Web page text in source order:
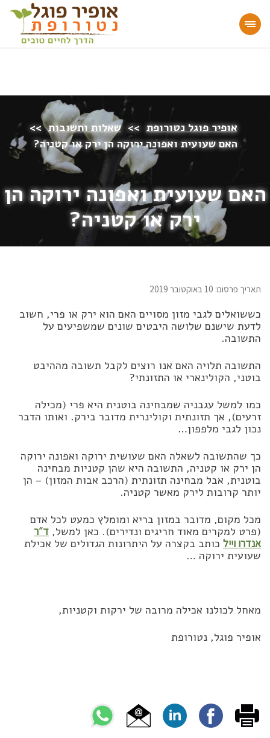
מעוניינים להעמיק או להתחיל דרך חיים בריאה?
הצטרפו לאתר!
אופיר פוגל נטורופת >> שאלות ותשובות >>
האם שעועית ואפונה ירוקה הן ירק או קטניה?
האם שעועית ואפונה ירוקה הן
ירק או קטניה?
תאריך פרסום: 10 באוקטובר 2019
כששואלים לגבי מזון מסויים האם הוא ירק או פרי, חשוב
לדעת שישנם שלושה היבטים שונים שמשפיעים על
התשובה.
התשובה תלויה האם אנו רוצים לקבל תשובה מההיבט
בוטני, הקולינארי או התזונתי?
כמו למשל עגבניה שמבחינה בוטנית היא פרי (מכילה
זרעים), אך תזונתית וקולינרית מדובר בירק. ואותו הדבר
נכון לגבי מלפפון…
כך שהתשובה לשאלה האם שעושית ירוקה ואפונה ירוקה
הן ירק או קטניה, התשובה היא שהן קטניות מבחינה
בוטנית, אבל מבחינה תזונתית (הרכב אבות המזון) – הן
יותר קרובות לירק מאשר קטניה.
מכל מקום, מדובר במזון בריא ומומלץ כמעט לכל אדם
(פרט למקרים מאוד חריגים ונדירים). כאן למשל, ד״ר
אנדרו וייל כותב בקצרה על היתרונות הגדולים של אכילת
שעועית ירוקה …
מאחל לכולנו אכילה מרובה של ירקות וקטניות,
אופיר פוגל, נטורופת